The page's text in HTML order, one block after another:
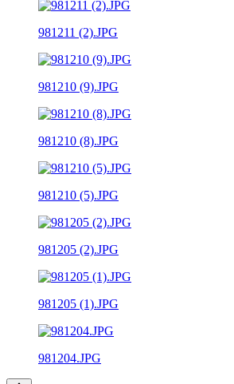
981211 (2).JPG
981210 (9).JPG
981210 (8).JPG
981210 (5).JPG
981205 (2).JPG
981205 (1).JPG
981204.JPG